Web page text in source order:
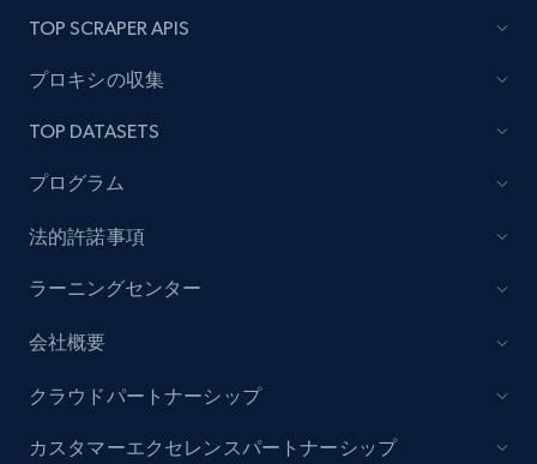
Lazada - Products - Discover products by
URL, Title, Rating, Reviews, Initial price, Final
991+
Lazada - Products - Discover products by
price, Currency, Stock, and more.
991+ 165+ 今すぐ始める
TOP SCRAPER APIS
プロキシの収集
TOP DATASETS
プログラム
法的許諾事項
ラーニングセンター
会社概要
クラウドパートナーシップ
カスタマーエクセレンスパートナーシップ